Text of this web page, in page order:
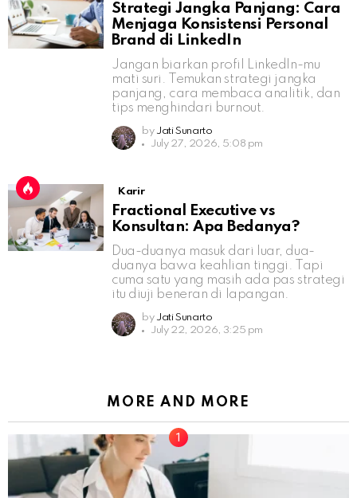
Strategi Jangka Panjang: Cara
Menjaga Konsistensi Personal
Brand di LinkedIn
Jangan biarkan profil LinkedIn-mu
mati suri. Temukan strategi jangka
panjang, cara membaca analitik, dan
tips menghindari burnout.
by Jati Sunarto
July 27, 2026, 5:08 pm
Karir
Fractional Executive vs
Konsultan: Apa Bedanya?
Dua-duanya masuk dari luar, dua-
duanya bawa keahlian tinggi. Tapi
cuma satu yang masih ada pas strategi
itu diuji beneran di lapangan.
by Jati Sunarto
July 22, 2026, 3:25 pm
MORE AND MORE